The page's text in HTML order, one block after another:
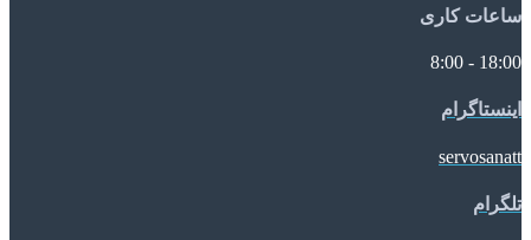
ساعات کاری
18:00 - 8:00
اینستاگرام
servosanatt
تلگرام